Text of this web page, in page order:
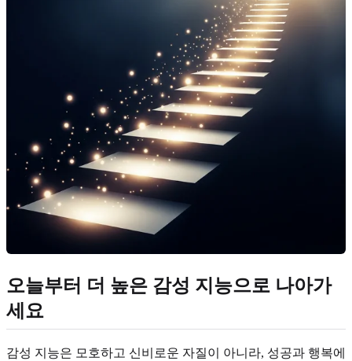
오늘부터 더 높은 감성 지능으로 나아가
세요
감성 지능은 모호하고 신비로운 자질이 아니라, 성공과 행복에